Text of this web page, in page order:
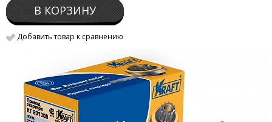
В КОРЗИНУ
Добавить товар к сравнению